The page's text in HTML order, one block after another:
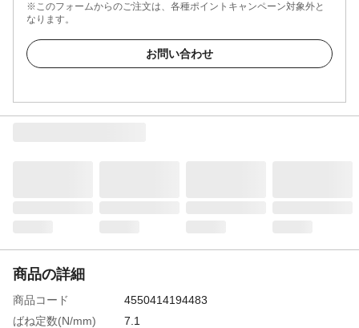
※このフォームからのご注文は、各種ポイントキャンペーン対象外と
なります。
お問い合わせ
商品の詳細
商品コード
4550414194483
ばね定数(N/mm)
7.1